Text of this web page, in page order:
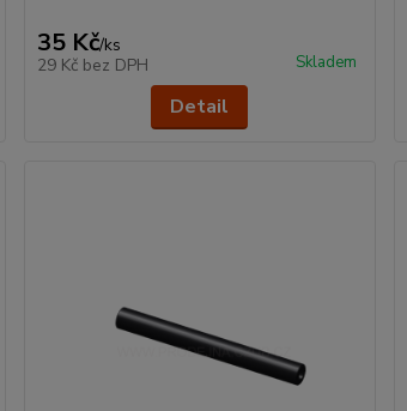
35 Kč/ks
29 Kč bez DPH Skladem
Detail